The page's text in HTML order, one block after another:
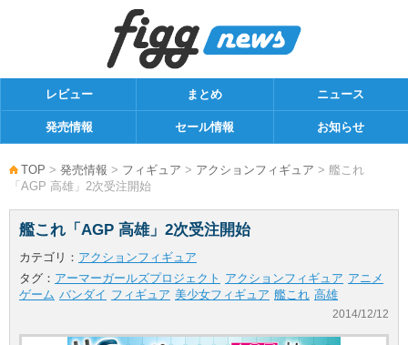
レビュー まとめ ニュース
発売情報 セール情報 お知らせ
TOP > 発売情報 > フィギュア > アクションフィギュア > 艦これ
「AGP 高雄」2次受注開始
艦これ「AGP 高雄」2次受注開始
カテゴリ： アクションフィギュア
タグ： アーマーガールズプロジェクト アクションフィギュア アニメ
ゲーム バンダイ フィギュア 美少女フィギュア 艦これ 高雄
2014/12/12